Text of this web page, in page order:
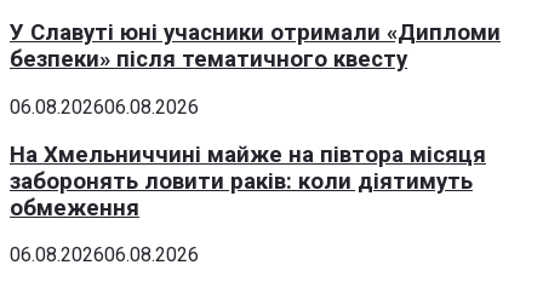
У Славуті юні учасники отримали «Дипломи
безпеки» після тематичного квесту
06.08.202606.08.2026
На Хмельниччині майже на півтора місяця
заборонять ловити раків: коли діятимуть
обмеження
06.08.202606.08.2026